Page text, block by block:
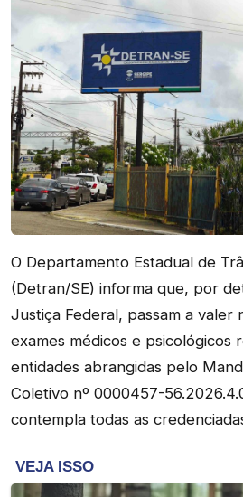
O Departamento Estadual de
(Detran/SE) informa que, por
Justiça Federal, passam a valer
exames médicos e psicológicos
entidades abrangidas pelo
Coletivo nº 0000457-
contempla todas as